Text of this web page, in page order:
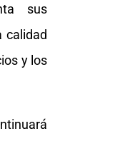
sus
calidad
y los